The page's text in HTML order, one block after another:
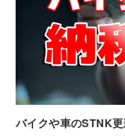
バイクや車のSTNK